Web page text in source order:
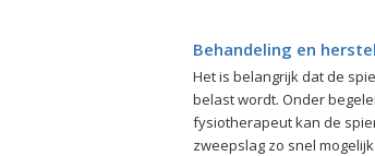
Behandeling en
Het is belangrijk dat de
belast wordt. Onder
fysiotherapeut kan de
zweepslag zo snel